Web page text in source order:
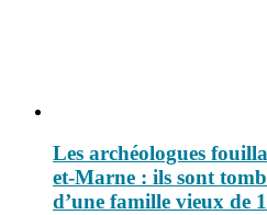
Les archéologues
et-Marne : ils sont
d’une famille vieux de